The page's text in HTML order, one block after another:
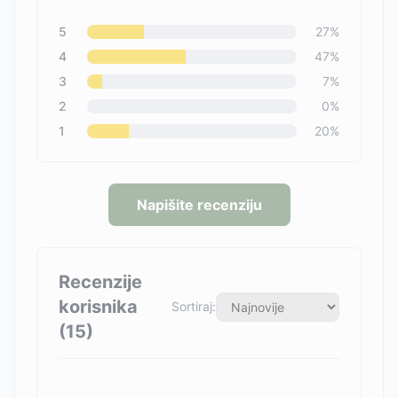
5 27%
4
47%
3
7%
2
0%
1
20%
Napišite recenziju
Recenzije
korisnika
(15)
Sortiraj: